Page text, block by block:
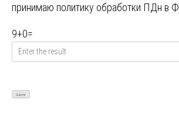
принимаю политику обработки ПДн в
9+0=